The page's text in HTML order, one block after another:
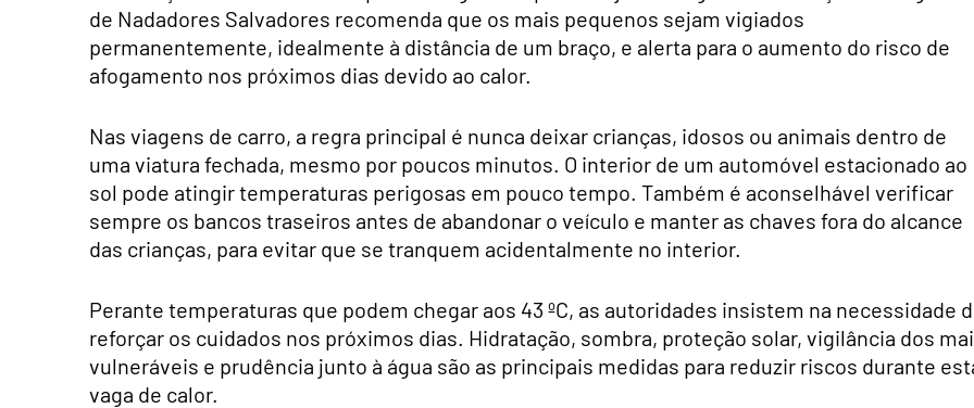
de Nadadores Salvadores recomenda que os mais pequenos sejam vigiados
permanentemente, idealmente à distância de um braço, e alerta para o aumento do risco de
afogamento nos próximos dias devido ao calor.
Nas viagens de carro, a regra principal é nunca deixar crianças, idosos ou animais dentro de
uma viatura fechada, mesmo por poucos minutos. O interior de um automóvel estacionado ao
sol pode atingir temperaturas perigosas em pouco tempo. Também é aconselhável verificar
sempre os bancos traseiros antes de abandonar o veículo e manter as chaves fora do alcance
das crianças, para evitar que se tranquem acidentalmente no interior.
Perante temperaturas que podem chegar aos 43 ºC, as autoridades insistem na necessidade
reforçar os cuidados nos próximos dias. Hidratação, sombra, proteção solar, vigilância dos
vulneráveis e prudência junto à água são as principais medidas para reduzir riscos durante
vaga de calor.